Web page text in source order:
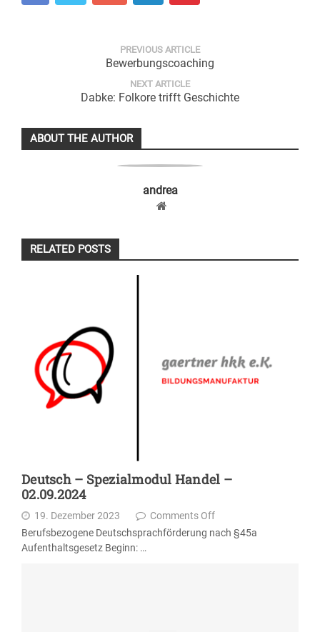
PREVIOUS ARTICLE
Bewerbungscoaching
NEXT ARTICLE
Dabke: Folkore trifft Geschichte
ABOUT THE AUTHOR
andrea
RELATED POSTS
Deutsch – Spezialmodul Handel –
02.09.2024
19. Dezember 2023
Comments Off
Berufsbezogene Deutschsprachförderung nach §45a
Aufenthaltsgesetz Beginn: …